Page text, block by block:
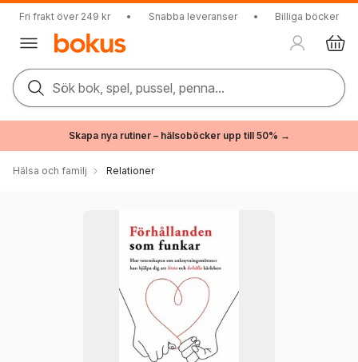
Fri frakt över 249 kr • Snabba leveranser • Billiga böcker
Sök bok, spel, pussel, penna...
Skapa nya rutiner – hälsoböcker upp till 50% →
Hälsa och familj Relationer